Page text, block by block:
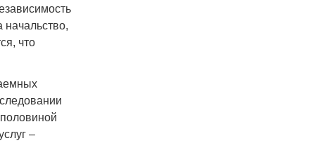
начальство,
что
–